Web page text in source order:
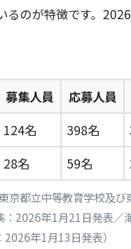
るのが特徴です。
募集人員 応募人員
124名 398名
28名 59名
京都立中等教育学校及
2026年1月21日発表／
2026年1月13日発表）